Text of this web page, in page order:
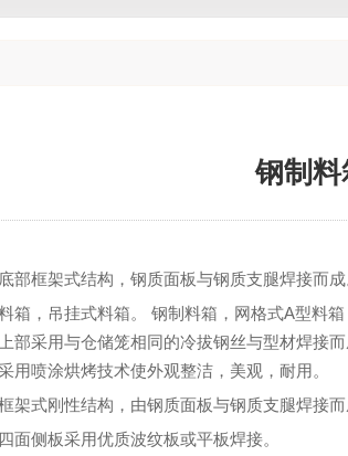
钢制料
部框架式结构，钢质面板与钢质支腿焊接而成
箱，吊挂式料箱。 钢制料箱，网格式A型料
部采用与仓储笼相同的冷拔钢丝与型材焊接
用喷涂烘烤技术使外观整洁，美观，耐用。
架式刚性结构，由钢质面板与钢质支腿焊接而
面侧板采用优质波纹板或平板焊接。